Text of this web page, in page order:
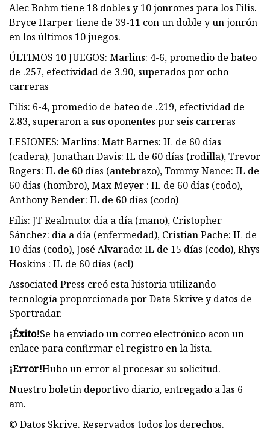
Alec Bohm tiene 18 dobles y 10 jonrones para los Filis.
Bryce Harper tiene de 39-11 con un doble y un jonrón
en los últimos 10 juegos.
ÚLTIMOS 10 JUEGOS: Marlins: 4-6, promedio de bateo
de .257, efectividad de 3.90, superados por ocho
carreras
Filis: 6-4, promedio de bateo de .219, efectividad de
2.83, superaron a sus oponentes por seis carreras
LESIONES: Marlins: Matt Barnes: IL de 60 días
(cadera), Jonathan Davis: IL de 60 días (rodilla), Trevor
Rogers: IL de 60 días (antebrazo), Tommy Nance: IL de
60 días (hombro), Max Meyer : IL de 60 días (codo),
Anthony Bender: IL de 60 días (codo)
Filis: JT Realmuto: día a día (mano), Cristopher
Sánchez: día a día (enfermedad), Cristian Pache: IL de
10 días (codo), José Alvarado: IL de 15 días (codo), Rhys
Hoskins : IL de 60 días (acl)
Associated Press creó esta historia utilizando
tecnología proporcionada por Data Skrive y datos de
Sportradar.
¡Éxito!Se ha enviado un correo electrónico acon un
enlace para confirmar el registro en la lista.
¡Error!Hubo un error al procesar su solicitud.
Nuestro boletín deportivo diario, entregado a las 6
am.
© Datos Skrive. Reservados todos los derechos.